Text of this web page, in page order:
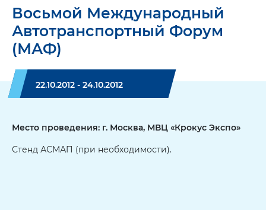
Восьмой Международный
Автотранспортный Форум
(МАФ)
22.10.2012 - 24.10.2012
Место проведения: г. Москва, МВЦ «Крокус Экспо»
Стенд АСМАП (при необходимости).